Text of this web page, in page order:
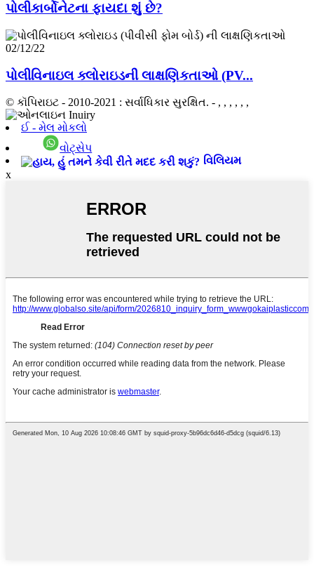
પોલીકાર્બોનેટના ફાયદા શું છે?
02/12/22
પોલીવિનાઇલ ક્લોરાઇડની લાક્ષણિકતાઓ (PV...
© કૉપિરાઇટ - 2010-2021 : સર્વાધિકાર સુરક્ષિત. - , , , , , ,
ઈ - મેલ મોકલો
વોટ્સેપ
વિલિયમ
x